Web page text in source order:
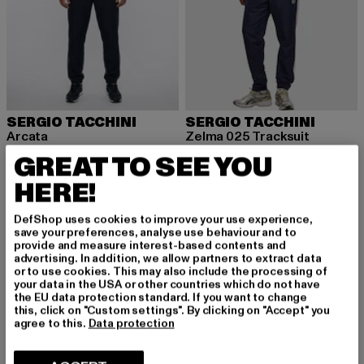
SERGIO TACCHINI
Arcata
118,99 EUR
Prix courant: 118,99 EUR
SERGIO TACCHINI
Zelma 025 Tracksuit
122,99 EUR
Prix courant: 122,99 EUR
149,99 EUR
-18%
GREAT TO SEE YOU
HERE!
DefShop uses cookies to improve your use experience,
save your preferences, analyse use behaviour and to
provide and measure interest-based contents and
advertising. In addition, we allow partners to extract data
or to use cookies. This may also include the processing of
your data in the USA or other countries which do not have
the EU data protection standard. If you want to change
this, click on "Custom settings". By clicking on "Accept" you
agree to this. Data protection